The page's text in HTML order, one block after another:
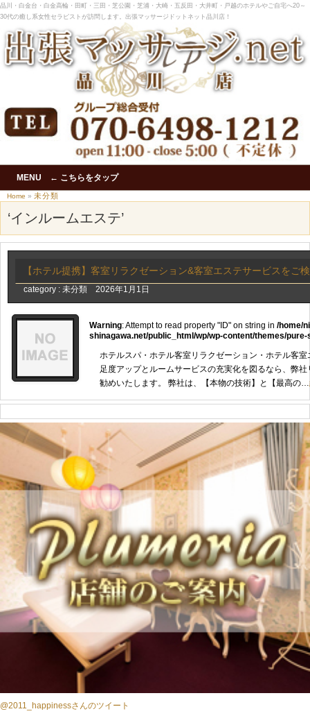
品川・白金台・白金高輪・田町・三田・芝公園・芝浦・大崎・五反田・大井町・戸越のホテルやご自宅へ20～
30代の癒し系女性セラピストが訪問します。出張マッサージドットネット品川店！
MENU ← こちらをタップ
Home » 未分類
‘インルームエステ’
【ホテル提携】客室リラクゼーション&客室エステサービスをご
category : 未分類 2026年1月1日
Warning: Attempt to read property "ID" on string in /home/
shinagawa.net/public_html/wp/wp-content/themes/
ホテルスパ・ホテル客室リラクゼーション・ホテル客
足度アップとルームサービスの充実化を図るなら、弊
勧めいたします。 弊社は、【本物の技術】と【最高の…
@2011_happinessさんのツイート